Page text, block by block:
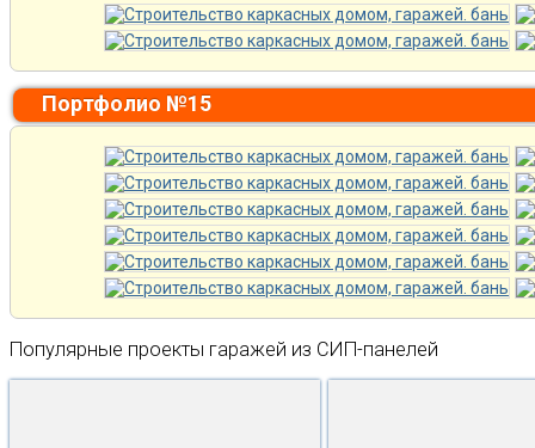
Портфолио №15
Популярные проекты гаражей из СИП-панелей